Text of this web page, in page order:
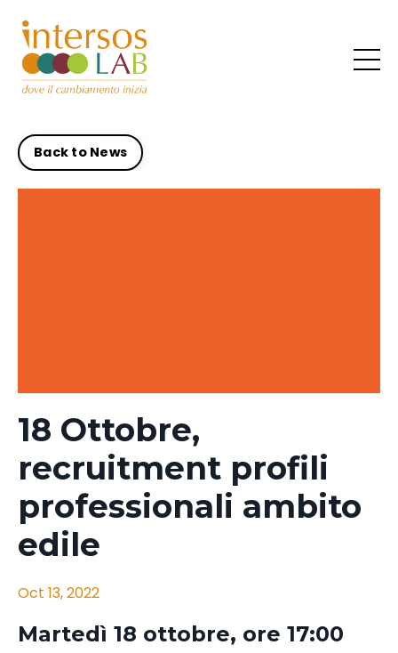
Back to News
18 Ottobre,
recruitment profili
professionali ambito
edile
Oct 13, 2022
Martedì 18 ottobre, ore 17:00